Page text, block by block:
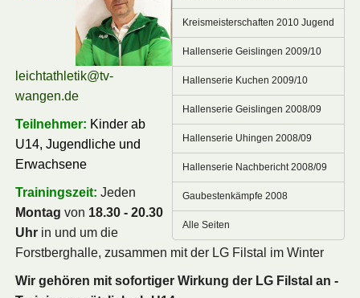
Kreismeisterschaften 2010 Jugend
Hallenserie Geislingen 2009/10
Hallenserie Kuchen 2009/10
Hallenserie Geislingen 2008/09
Hallenserie Uhingen 2008/09
Hallenserie Nachbericht 2008/09
Gaubestenkämpfe 2008
Alle Seiten
leichtathletik@tv-
wangen.de
Teilnehmer: Kinder ab
U14, Jugendliche und
Erwachsene
Trainingszeit: Jeden
Montag von 18.30 - 20.30
Uhr in und um die
Forstberghalle, zusammen mit der LG Filstal im Winter
Wir gehören mit sofortiger Wirkung der LG Filstal an -